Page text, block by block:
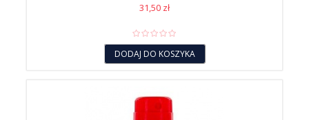
31,50 zł
DODAJ DO KOSZYKA